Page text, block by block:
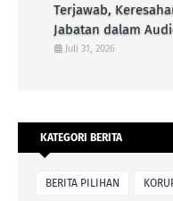
Terjawab,
Jabatan dalam
Juli 31, 2026
KATEGORI BERITA
BERITA PILIHAN